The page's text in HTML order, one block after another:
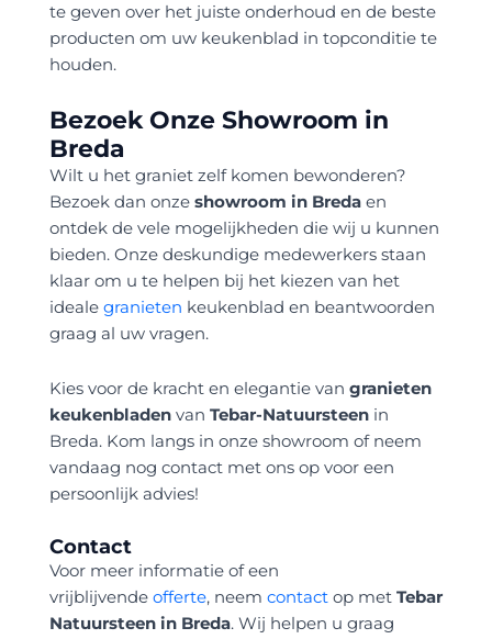
te geven over het juiste onderhoud en de beste
producten om uw keukenblad in topconditie te
houden.
Bezoek Onze Showroom in
Breda
Wilt u het graniet zelf komen bewonderen?
Bezoek dan onze showroom in Breda en
ontdek de vele mogelijkheden die wij u kunnen
bieden. Onze deskundige medewerkers staan
klaar om u te helpen bij het kiezen van het
ideale granieten keukenblad en beantwoorden
graag al uw vragen.
Kies voor de kracht en elegantie van granieten
keukenbladen van Tebar-Natuursteen in
Breda. Kom langs in onze showroom of neem
vandaag nog contact met ons op voor een
persoonlijk advies!
Contact
Voor meer informatie of een
vrijblijvende offerte, neem contact op met Tebar
Natuursteen in Breda. Wij helpen u graag